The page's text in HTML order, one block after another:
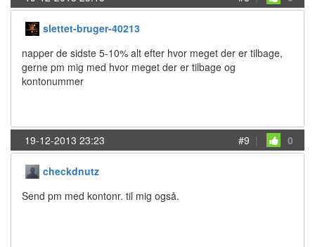
slettet-bruger-40213
napper de sidste 5-10% alt efter hvor meget der er tilbage,
gerne pm mig med hvor meget der er tilbage og
kontonummer
19-12-2013 23:23 #9 | 0
checkdnutz
Send pm med kontonr. til mig også.